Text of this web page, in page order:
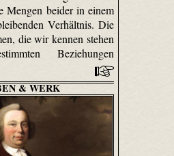
Mengen beider in einem
Verhältnis. Die
die wir kennen stehen
Beziehungen
& WERK